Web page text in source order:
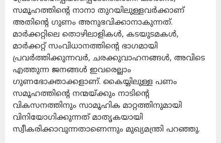
സമൂഹത്തിന്റെ നാനാ തുറയിലുള്ളവര്‍ക്കാണ്
അതിന്റെ ഗുണം അനുഭവിക്കാനാകുന്നത്.
മാര്‍ക്കറ്റിലെ തൊഴിലാളികള്‍, കടയുടമകള്‍,
മാര്‍ക്കറ്റ് സംവിധാനത്തിന്റെ ഭാഗമായി
പ്രവര്‍ത്തിക്കുന്നവര്‍, ചരക്കുവാഹനങ്ങള്‍, അവിടെ
എത്തുന്ന ജനങ്ങള്‍ ഇവരെല്ലാം
ഗുണഭോക്താക്കളാണ്. കൈയ്യിലുള്ള പണം
സമൂഹത്തിന്റെ നന്മയ്ക്കും നാടിന്റെ
വികസനത്തിനും സാമൂഹിക മാറ്റത്തിനുമായി
വിനിയോഗിക്കുന്നത് മാതൃകയായി
സ്വീകരിക്കാവുന്നതാണെന്നും മുഖ്യമന്ത്രി പറഞ്ഞു.